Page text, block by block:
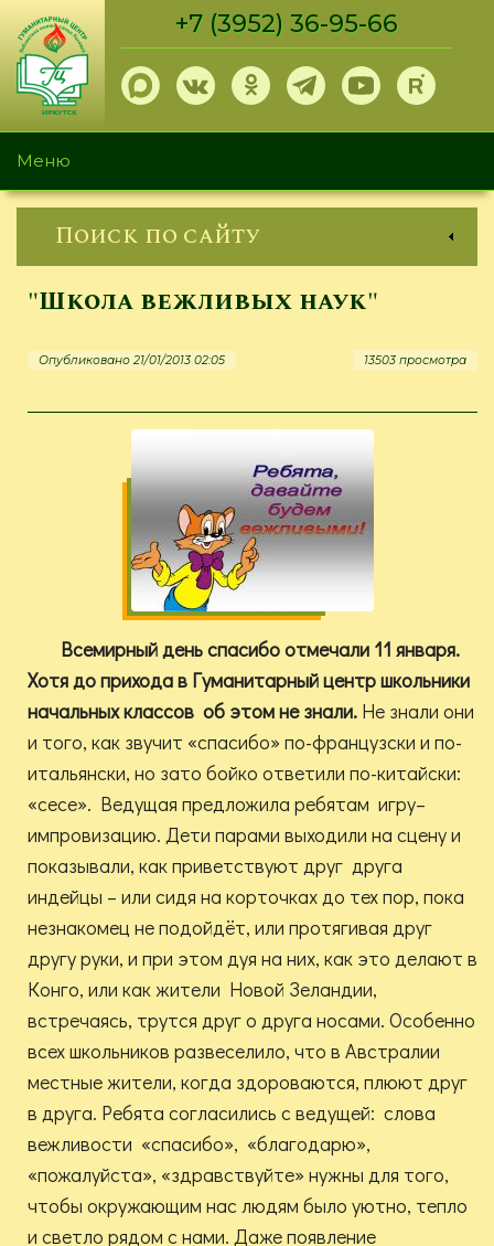
Перейти
основному
содержанию
+7 (3952) 36-95-66
Меню
Поиск по сайту
"Школа вежливых наук"
Опубликовано 21/01/2013 02:05 13503 просмотра
Всемирный день спасибо отмечали 11 января.
Хотя до прихода в Гуманитарный центр школьники
начальных классов об этом не знали. Не знали они
и того, как звучит «спасибо» по-французски и по-
итальянски, но зато бойко ответили по-китайски:
«сесе». Ведущая предложила ребятам игру–
импровизацию. Дети парами выходили на сцену и
показывали, как приветствуют друг друга
индейцы – или сидя на корточках до тех пор, пока
незнакомец не подойдёт, или протягивая друг
другу руки, и при этом дуя на них, как это делают в
Конго, или как жители Новой Зеландии,
встречаясь, трутся друг о друга носами. Особенно
всех школьников развеселило, что в Австралии
местные жители, когда здороваются, плюют друг
в друга. Ребята согласились с ведущей: слова
вежливости «спасибо», «благодарю»,
«пожалуйста», «здравствуйте» нужны для того,
чтобы окружающим нас людям было уютно, тепло
и светло рядом с нами. Даже появление